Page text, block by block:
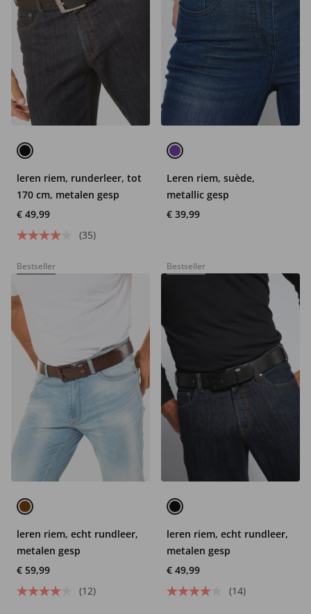
leren riem, runderleer, tot
170 cm, metalen gesp
€ 49,99
(35)
Leren riem, suède,
metallic gesp
€ 39,99
Bestseller
leren riem, echt rundleer,
metalen gesp
€ 59,99
(12)
Bestseller
leren riem, echt rundleer,
metalen gesp
€ 49,99
(14)